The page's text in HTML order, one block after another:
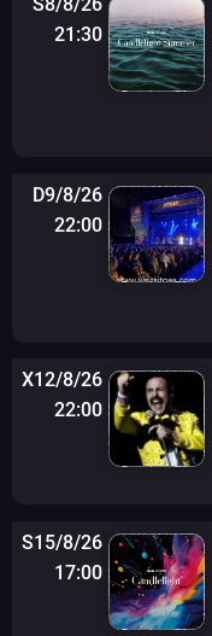
21:30
D9/8/26
22:00
X12/8/26
22:00
S15/8/26
17:00